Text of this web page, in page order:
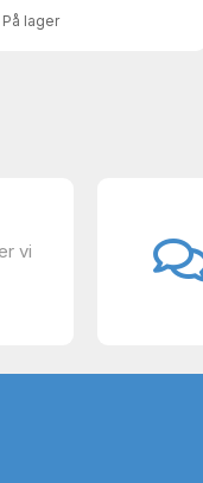
På lager
vi